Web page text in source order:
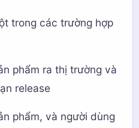
trong các trường hợp
phẩm ra thị trường và
release
phẩm, và người dùng